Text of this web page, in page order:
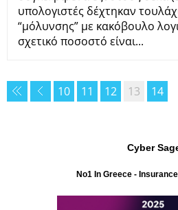
υπολογιστές δέχτηκαν
“μόλυνσης” με κακόβουλο
σχετικό ποσοστό είναι...
10 11 12 13 14
Cyber
No1 In Greece -